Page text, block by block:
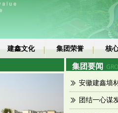
建鑫文化 集团荣誉 核
集团要闻
ꅀ 安徽建鑫墙
ꅀ 团结一心谋